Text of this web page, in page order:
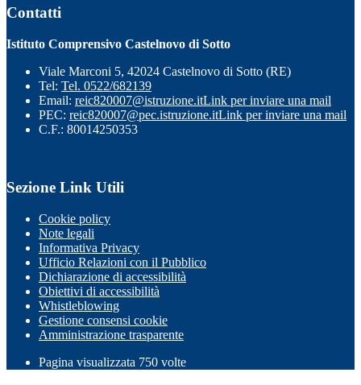
Contatti
Istituto Comprensivo Castelnovo di Sotto
Viale Marconi 5, 42024 Castelnovo di Sotto (RE)
Tel: Tel. 0522/682139
Email: reic820007@istruzione.itLink per inviare una mail
PEC: reic820007@pec.istruzione.itLink per inviare una mail
C.F.: 80014250353
Sezione Link Utili
Cookie policy
Note legali
Informativa Privacy
Ufficio Relazioni con il Pubblico
Dichiarazione di accessibilità
Obiettivi di accessibilità
Whistleblowing
Gestione consensi cookie
Amministrazione trasparente
Pagina visualizzata 750 volte